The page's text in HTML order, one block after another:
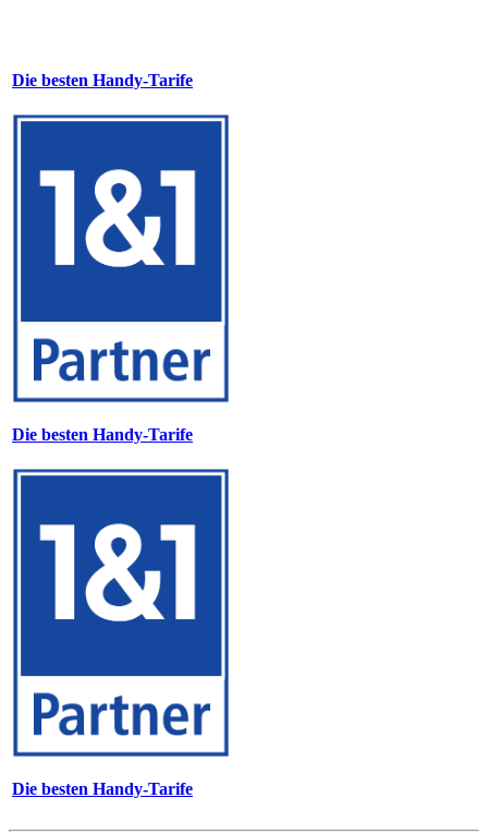
Die besten Handy-Tarife
Die besten Handy-Tarife
Die besten Handy-Tarife